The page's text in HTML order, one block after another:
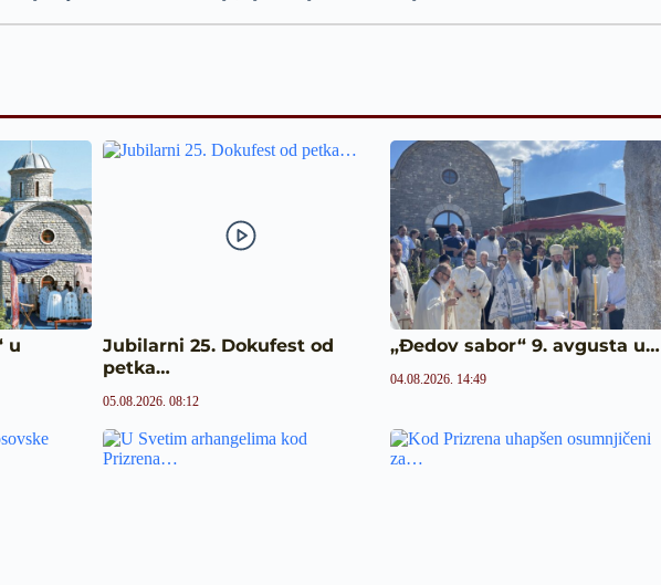
u
Jubilarni 25. Dokufest od
petka…
05.08.2026. 08:12
„Đedov sabor“ 9. avgusta u…
04.08.2026. 14:49